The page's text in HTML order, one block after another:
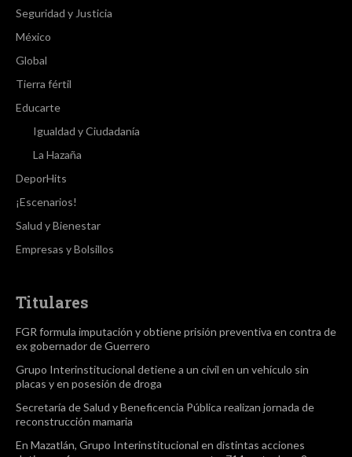
Seguridad y Justicia
México
Global
Tierra fértil
Educarte
Igualdad y Ciudadanía
La Hazaña
DeporHits
¡Escenarios!
Salud y Bienestar
Empresas y Bolsillos
Titulares
FGR formula imputación y obtiene prisión preventiva en contra de
ex gobernador de Guerrero
Grupo Interinstitucional detiene a un civil en un vehículo sin
placas y en posesión de droga
Secretaría de Salud y Beneficencia Pública realizan jornada de
reconstrucción mamaria
En Mazatlán, Grupo Interinstitucional en distintas acciones